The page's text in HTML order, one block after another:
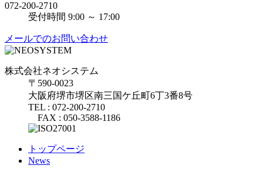
072-200-2710
受付時間 9:00 ～ 17:00
メールでのお問い合わせ
株式会社ネオシステム
〒590-0023
大阪府堺市堺区南三国ケ丘町6丁3番8号
TEL : 072-200-2710
FAX : 050-3588-1186
トップページ
News